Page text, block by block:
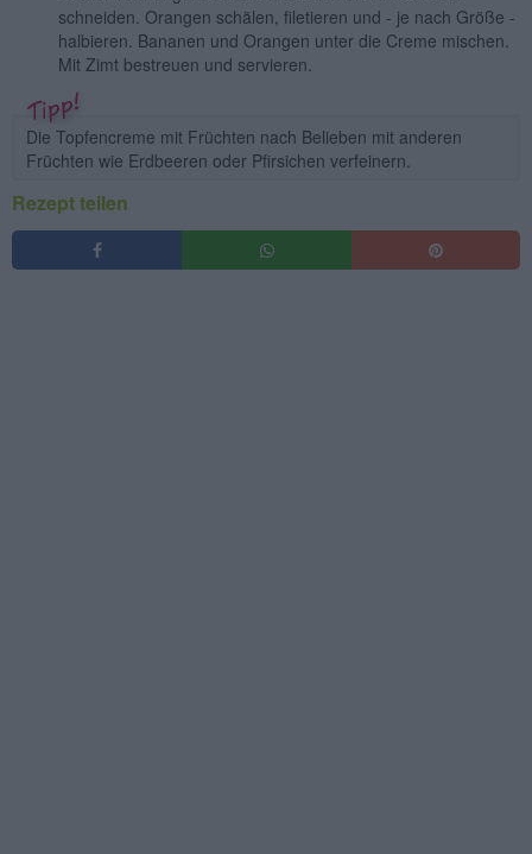
schneiden. Orangen schälen, filetieren und - je nach Größe -
halbieren. Bananen und Orangen unter die Creme mischen.
Mit Zimt bestreuen und servieren.
Die Topfencreme mit Früchten nach Belieben mit anderen
Früchten wie Erdbeeren oder Pfirsichen verfeinern.
Rezept teilen